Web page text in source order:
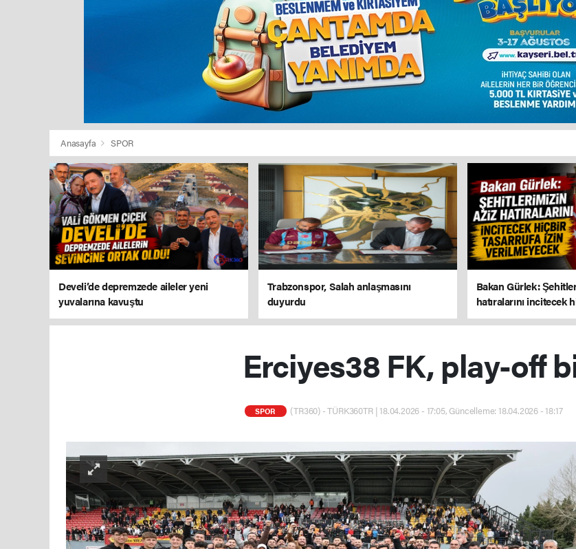
Anasayfa SPOR
Develi’de depremzede aileler yeni
yuvalarına kavuştu
Trabzonspor, Salah anlaşmasını
duyurdu
Bakan Gürlek:
hatıralarını
verilmeyecek
Erciyes38 FK, play-off
SPOR (TR360) - TÜRK360TR | 18.04.2026 - 17:05, Güncelleme: 18.04.2026 - 18:17